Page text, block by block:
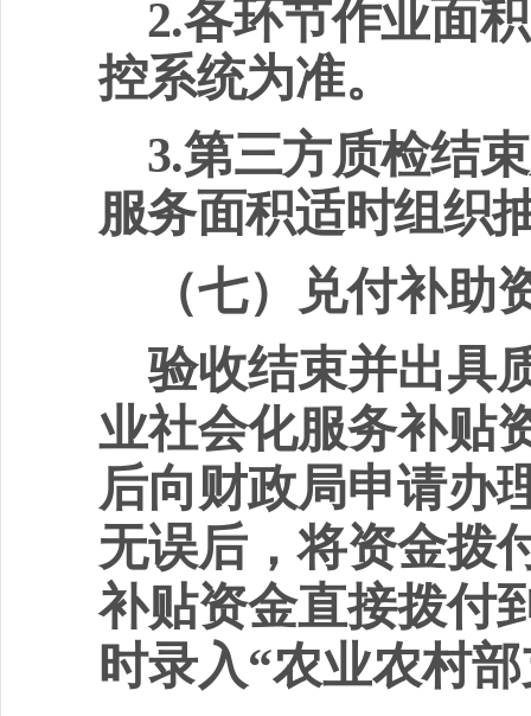
2.各环节作业面
控系统为准。
3.第三方质检结
服务面积适时组织
（七）兑付补助
验收结束并出具
业社会化服务补贴
后向财政局申请办
无误后，将资金拨
补贴资金直接拨付
时录入“农业农村